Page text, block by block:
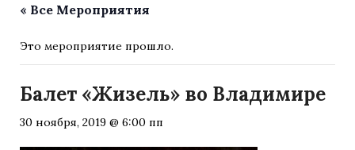
« Все Мероприятия
Это мероприятие прошло.
Балет «Жизель» во Владимире
30 ноября, 2019 @ 6:00 пп